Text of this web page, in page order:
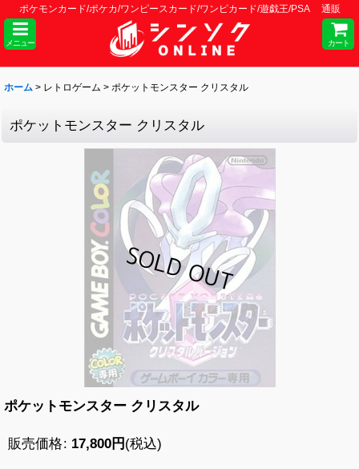
ポケモンカード/ポケカ/ワンピースカード/ワンピカード/遊戯王/PSA 通販
メニュー カート
ホーム > レトロゲーム > ポケットモンスター クリスタル
ポケットモンスター クリスタル
ポケットモンスター クリスタル
販売価格: 17,800円 (税込)